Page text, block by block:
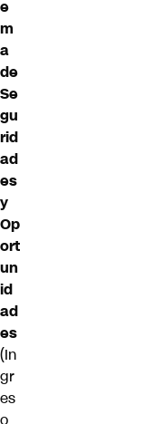
e
m
a
de
Se
gu
rid
ad
es
y
Op
ort
un
id
ad
es
(In
gr
es